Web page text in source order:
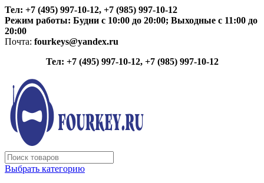
Тел: +7 (495) 997-10-12, +7 (985) 997-10-12
Режим работы: Будни с 10:00 до 20:00; Выходные с 11:00 до
20:00
Почта: fourkeys@yandex.ru
Тел: +7 (495) 997-10-12, +7 (985) 997-10-12
Выбрать категорию